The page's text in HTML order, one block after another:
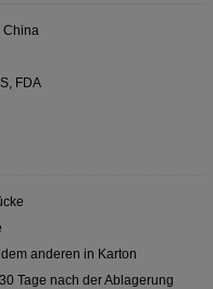
China
FDA
anderen in Karton
Tage nach der Ablagerung